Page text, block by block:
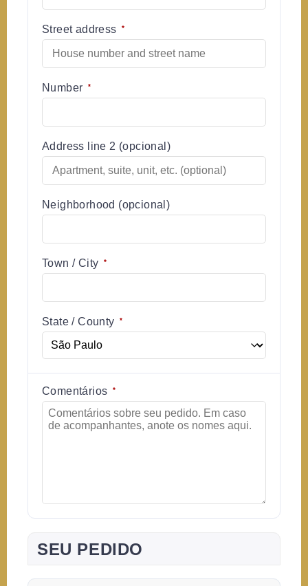
Street address *
Number *
Address line 2 (opcional)
Neighborhood (opcional)
Town / City *
State / County *
Comentários *
SEU PEDIDO